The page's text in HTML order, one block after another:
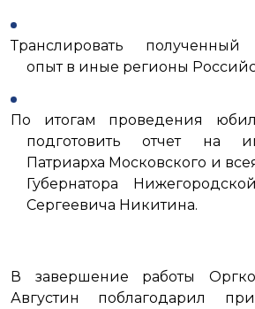
Транслировать полученный
опыт в иные регионы
По итогам проведения
подготовить отчет на
Патриарха Московского и
Губернатора
Сергеевича Никитина.
В завершение работы
Августин поблагодарил